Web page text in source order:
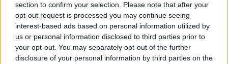
section to confirm your selection. Please note that after your
opt-out request is processed you may continue seeing
interest-based ads based on personal information utilized by
us or personal information disclosed to third parties prior to
your opt-out. You may separately opt-out of the further
disclosure of your personal information by third parties on the